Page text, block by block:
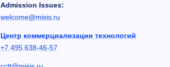
Admission Issues:
welcome@misis.ru
Центр коммерциализации технологий
+7 495 638-46-57